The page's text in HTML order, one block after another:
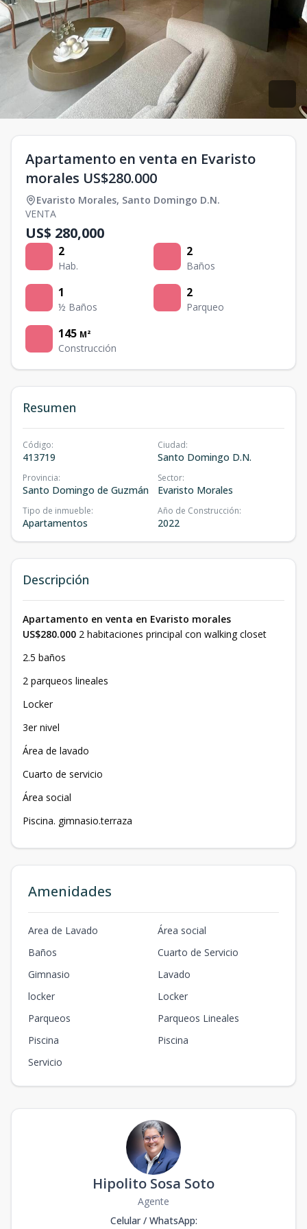
Apartamento en venta en Evaristo
morales US$280.000
Evaristo Morales, Santo Domingo D.N.
VENTA
US$ 280,000
2
Hab.
2
Baños
1
½ Baños
2
Parqueo
145 M²
Construcción
Resumen
Código:
413719
Ciudad:
Santo Domingo D.N.
Provincia:
Santo Domingo de Guzmán
Sector:
Evaristo Morales
Tipo de inmueble:
Apartamentos
Año de Construcción:
2022
Descripción
Apartamento en venta en Evaristo morales
US$280.000 2 habitaciones principal con walking closet
2.5 baños
2 parqueos lineales
Locker
3er nivel
Área de lavado
Cuarto de servicio
Área social
Piscina. gimnasio.terraza
Amenidades
Area de Lavado
Área social
Baños
Cuarto de Servicio
Gimnasio
Lavado
locker
Locker
Parqueos
Parqueos Lineales
Piscina
Piscina
Servicio
Hipolito Sosa Soto
Agente
Celular / WhatsApp: